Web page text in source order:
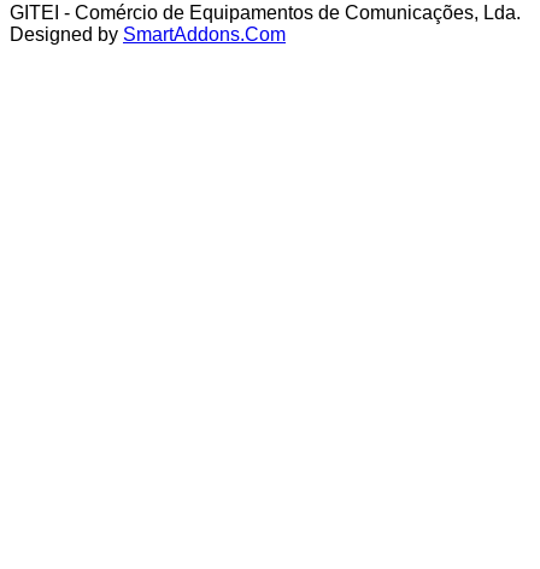
GITEI - Comércio de Equipamentos de Comunicações, Lda.
Designed by SmartAddons.Com